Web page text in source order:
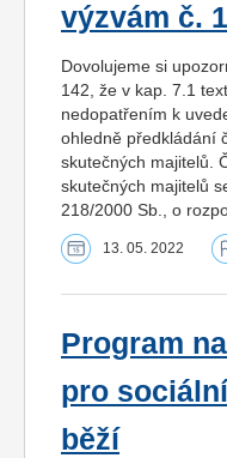
výzvám č.
Dovolujeme si
142, že v kap. 7.1
nedopatřením k
ohledně předkládání
skutečných majitelů.
skutečných majitelů
218/2000 Sb., o
13. 05. 2022
Program
pro
běží